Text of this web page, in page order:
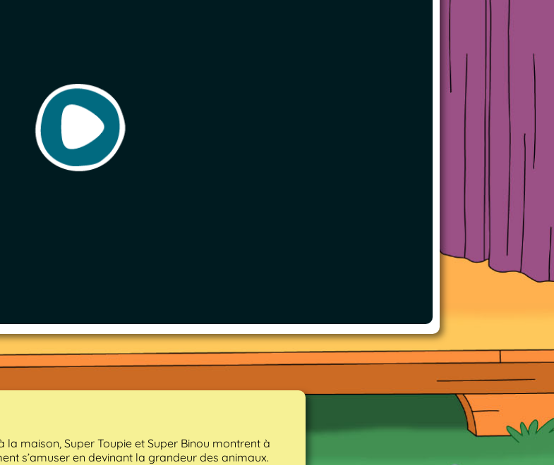
la maison, Super Toupie et Super Binou montrent à
s’amuser en devinant la grandeur des animaux.